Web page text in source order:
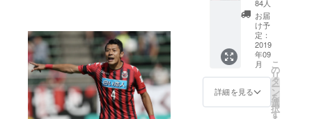
サイズ
をご記
入の
上、お
申し込
みくだ
さい。
ツは引
退試合
胸が熱
くなり
ます。
※ユニ
フォー
ムは、
パン
ツ、
ソック
ム ※北
海道コ
ンサ
ドーレ
札幌所
属全選
手サイ
ン入り
ユニ
フォー
84人
お届
け予
定：
2019
年09
月
詳細を見る
こ
の
リ
タ
ー
ン
を
選
択
す